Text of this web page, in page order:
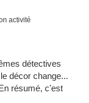
activité
détectives
décor change...
résumé, c'est